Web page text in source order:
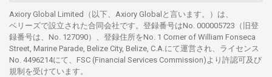
Axiory Global Limited（以下、Axiory Globalと言います。）は、
ベリーズで設立さ れた合同会社です。 登録番号はNo. 000005723（旧登
録番号は、No. 127090）、 登録住所をNo. 1 Corner of William Fonseca
Street, Marine Parade, Belize City, Belize, C.A.にて運営さ れ、 ライセンス
No. 4496214にて、FSC (Financial Services Commission)より 許認可及び
規制を受けています。